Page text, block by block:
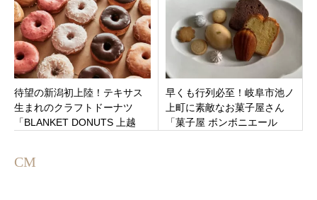
待望の新潟初上陸！テキサス
生まれのクラフトドーナツ
「BLANKET DONUTS 上越
早くも行列必至！岐阜市池ノ
上町に素敵なお菓子屋さん
「菓子屋 ボンボニエール
CM